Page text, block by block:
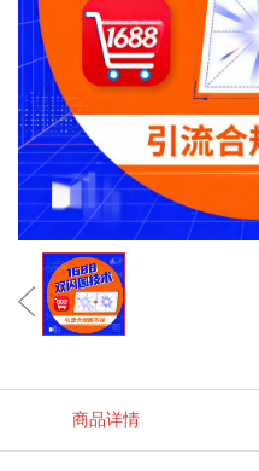
商品详情